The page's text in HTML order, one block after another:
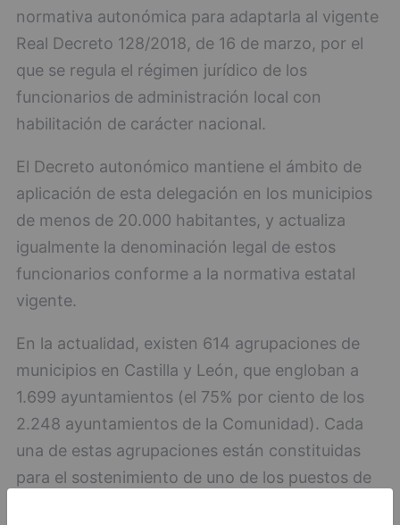
normativa autonómica para adaptarla al vigente
Real Decreto 128/2018, de 16 de marzo, por el
que se regula el régimen jurídico de los
funcionarios de administración local con
habilitación de carácter nacional.
El Decreto autonómico mantiene el ámbito de
aplicación de esta delegación en los municipios
de menos de 20.000 habitantes, y actualiza
igualmente la denominación legal de estos
funcionarios conforme a la normativa estatal
vigente.
En la actualidad, existen 614 agrupaciones de
municipios en Castilla y León, que engloban a
1.699 ayuntamientos (el 75% por ciento de los
2.248 ayuntamientos de la Comunidad). Cada
una de estas agrupaciones están constituidas
para el sostenimiento de uno de los puestos de